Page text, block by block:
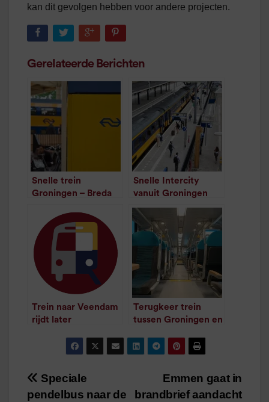
kan dit gevolgen hebben voor andere projecten.
Gerelateerde Berichten
Snelle trein
Groningen – Breda
minuut leestijd
Snelle Intercity
vanuit Groningen
komt een jaar later
/ minuut leestijd
Trein naar Veendam
rijdt later
Terugkeer trein
tussen Groningen en
jaar later
/ 1minuut leestijd
Bericht
Emmen gaat in
brandbrief aandacht
Speciale
pendelbus naar de